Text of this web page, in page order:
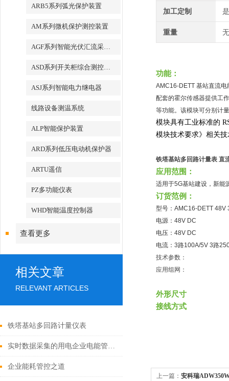
ARB5系列弧光保护装置
AM系列微机保护测控装置
AGF系列智能光伏汇流采集装置
ASD系列开关柜综合测控装置
ASJ系列智能电力继电器
线路设备测温系统
ALP智能保护装置
ARD系列低压电动机保护器
ARTU遥信
PZ多功能仪表
WHD智能温度控制器
查看更多
相关文章
RELEVANT ARTICLES
铁塔基站多回路计量仪表
实时数据采集的用电企业电能管理系统设计
企业能耗管控之道
加工定制 是
重量
功能：
AMC16-DETT 基站直流
配套的霍尔传感器提供工
等功能。该模块可分别计
模块具有工业标准的
模块技术要求》相关
铁塔基站多回路计量表 直
应用范围：
适用于5G基站建设，新能
订货范例：
型号：AMC16-DETT 48V
电源：48V DC
电压：48V DC
电流：3路100A/5V 3路
技术参数：
应用组网：
外形尺寸
接线方式
上一篇： 安科瑞